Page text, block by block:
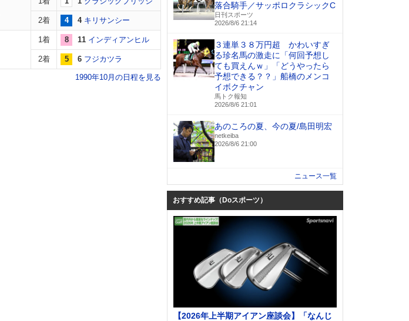
2着 4 4 キリサンシー
1着 8 11 インディアンヒル
2着 5 6 フジカツラ
1990年10月の日程を見る
落合騎手／サッポロクラシックC
日刊スポーツ
2026/8/6 21:14
３連単３８万円超 かわいすぎ
る珍名馬の激走に「何回予想し
ても買えんｗ」「どうやったら
予想できる？？」船橋のメンコ
イボクチャン
馬トク報知
2026/8/6 21:01
あのころの夏、今の夏/島田明宏
netkeiba
2026/8/6 21:00
ニュース一覧
おすすめ記事（Doスポーツ）
【2026年上半期アイアン座談会】「なんじ